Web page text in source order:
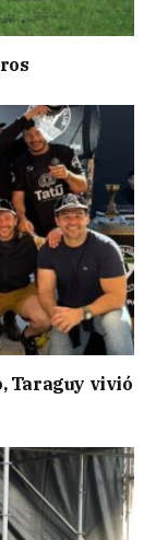
Taraguy vivió